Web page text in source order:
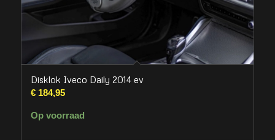
Disklok Iveco Daily 2014 ev
€184,95
Op voorraad